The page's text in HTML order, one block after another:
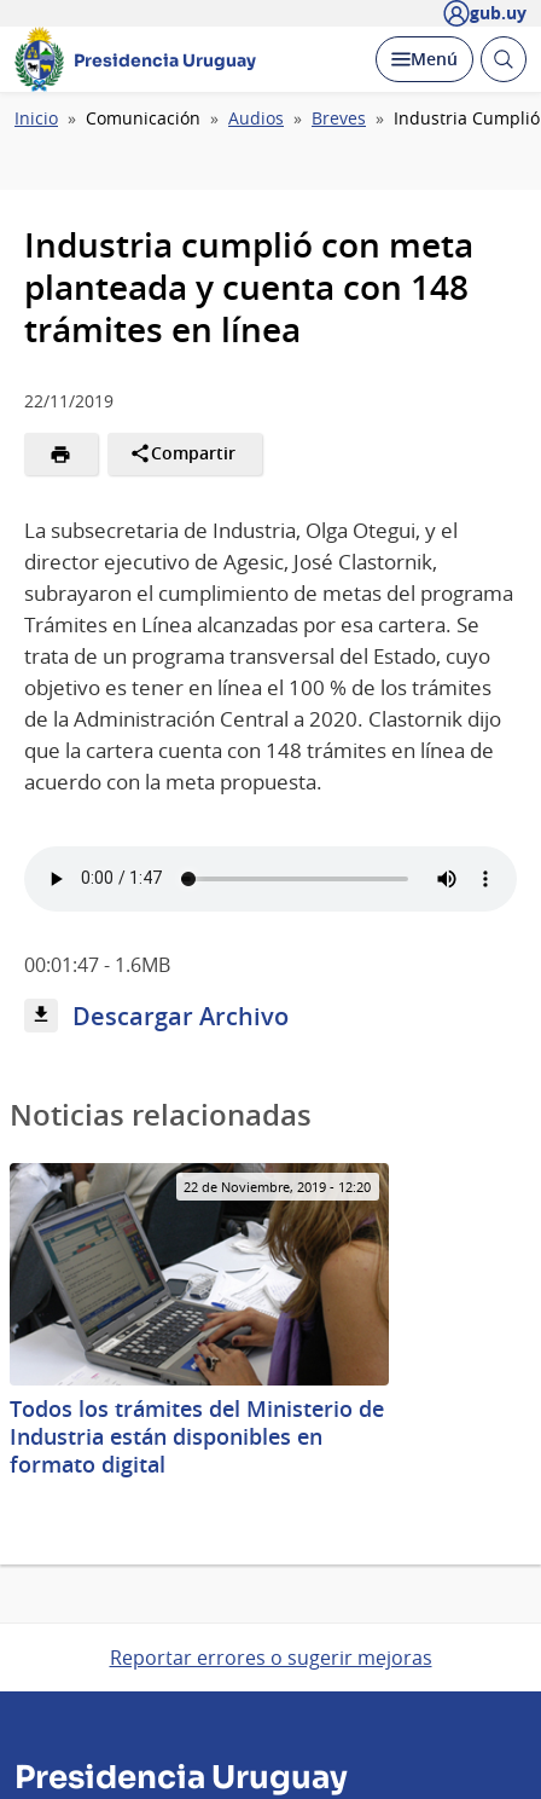
gub.uy
Presidencia Uruguay Desplegar
Menú Abrir
Ruta
Inicio Comunicación Audios Breves Industria
Industria cumplió con meta
planteada y cuenta con 148
trámites en línea
22/11/2019
Compartir
La subsecretaria de Industria, Olga Otegui, y el
director ejecutivo de Agesic, José Clastornik,
subrayaron el cumplimiento de metas del programa
Trámites en Línea alcanzadas por esa cartera. Se
trata de un programa transversal del Estado, cuyo
objetivo es tener en línea el 100 % de los trámites
de la Administración Central a 2020. Clastornik dijo
que la cartera cuenta con 148 trámites en línea de
acuerdo con la meta propuesta.
00:01:47 - 1.6MB
Descargar Archivo
Noticias relacionadas
22 de Noviembre, 2019 - 12:20
Todos los trámites del Ministerio de
Industria están disponibles en
formato digital
Reportar errores o sugerir mejoras
Presidencia Uruguay